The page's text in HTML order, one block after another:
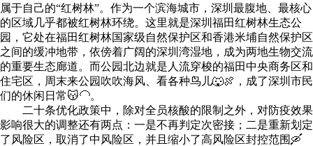
属于自己的“红树林”。作为一个滨海城市，深圳最腹地、最核心
的区域几乎都被红树林环绕。这里就是深圳福田红树林生态公
园，它处在福田红树林国家级自然保护区和香港米埔自然保护区
之间的缓冲地带，依傍着广阔的深圳湾湿地，成为两地生物交流
的重要生态廊道。而公园北边就是人流穿梭的福田中央商务区和
住宅区，周末来公园吹吹海风、看各种鸟儿🐺🍖，成了深圳市民
们的休闲日常😽🦲。
二十条优化政策中，除对全员核酸的限制之外，对防疫效果
影响很大的调整还有两点：一是不再判定次密接；二是重新划定
了风险区，取消了中风险区，并且缩小了高风险区封控范围🛶